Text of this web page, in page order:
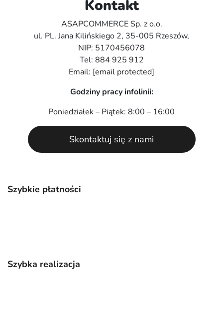
Szybkie płatności
Szybka realizacja
Kontakt
ASAPCOMMERCE Sp. z o.o.
ul. PL. Jana Kilińskiego 2, 35-005 Rzeszów,
NIP: 5170456078
Tel: 884 925 912
Email: [email protected]
Godziny pracy infolinii:
Poniedziałek – Piątek: 8:00 – 16:00
Skontaktuj się z nami